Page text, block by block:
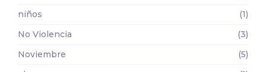
niños
(1)
No Violencia
(3)
Noviembre
(5)